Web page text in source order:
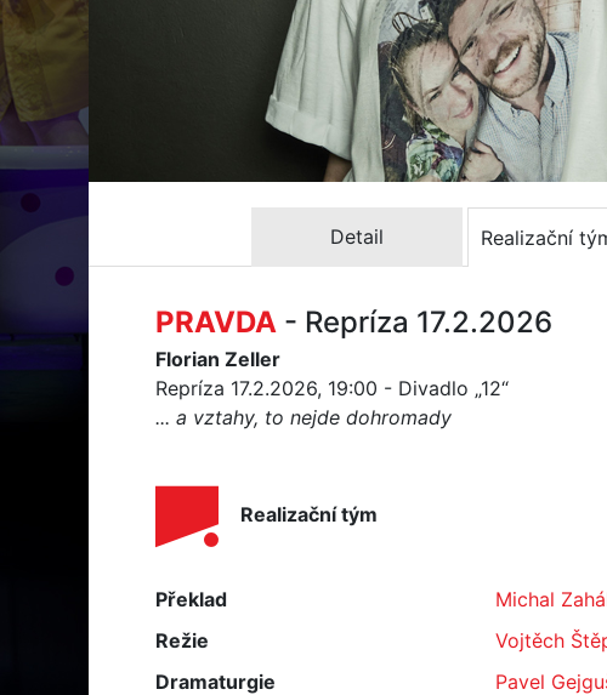
Detail Realizační
PRAVDA - Repríza 17.2.2026
Florian Zeller
Repríza 17.2.2026, 19:00 - Divadlo „12“
... a vztahy, to nejde dohromady
Realizační tým
Překlad
Michal
Režie
Vojtěch
Dramaturgie
Pavel